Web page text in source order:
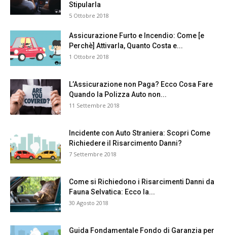
Stipularla
5 Ottobre 2018
Assicurazione Furto e Incendio: Come [e
Perchè] Attivarla, Quanto Costa e...
1 Ottobre 2018
L’Assicurazione non Paga? Ecco Cosa Fare
Quando la Polizza Auto non...
11 Settembre 2018
Incidente con Auto Straniera: Scopri Come
Richiedere il Risarcimento Danni?
7 Settembre 2018
Come si Richiedono i Risarcimenti Danni da
Fauna Selvatica: Ecco la...
30 Agosto 2018
Guida Fondamentale Fondo di Garanzia per